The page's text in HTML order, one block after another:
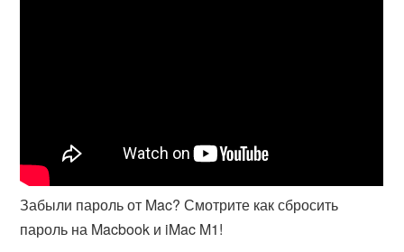
Забыли пароль от Mac? Смотрите как сбросить
пароль на Macbook и iMac M1!